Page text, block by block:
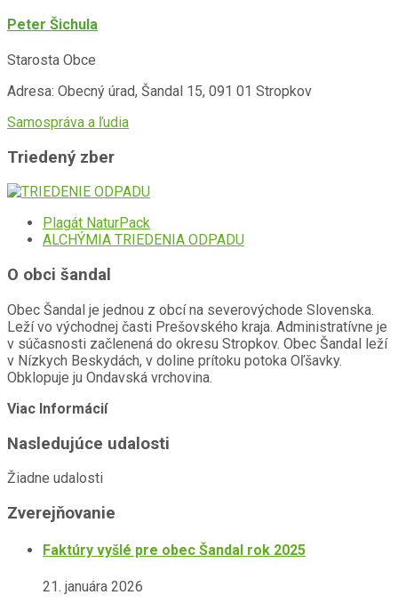
Peter Šichula
Starosta Obce
Adresa: Obecný úrad, Šandal 15, 091 01 Stropkov
Samospráva a ľudia
Triedený zber
Plagát NaturPack
ALCHÝMIA TRIEDENIA ODPADU
O obci šandal
Obec Šandal je jednou z obcí na severovýchode Slovenska.
Leží vo východnej časti Prešovského kraja. Administratívne je
v súčasnosti začlenená do okresu Stropkov. Obec Šandal leží
v Nízkych Beskydách, v doline prítoku potoka Oľšavky.
Obklopuje ju Ondavská vrchovina.
Viac Informácií
Nasledujúce udalosti
Žiadne udalosti
Zverejňovanie
Faktúry vyšlé pre obec Šandal rok 2025
21. januára 2026